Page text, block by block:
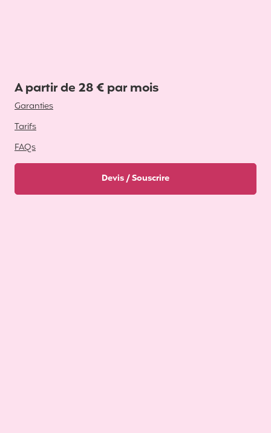
A partir de 28 € par mois
Garanties
Tarifs
FAQs
Devis / Souscrire